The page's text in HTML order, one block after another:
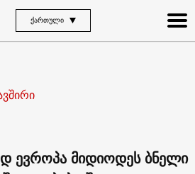
ᲥᲐᲠᲗᲣᲚᲘ
ევროპა მიდიოდეს ბნელი